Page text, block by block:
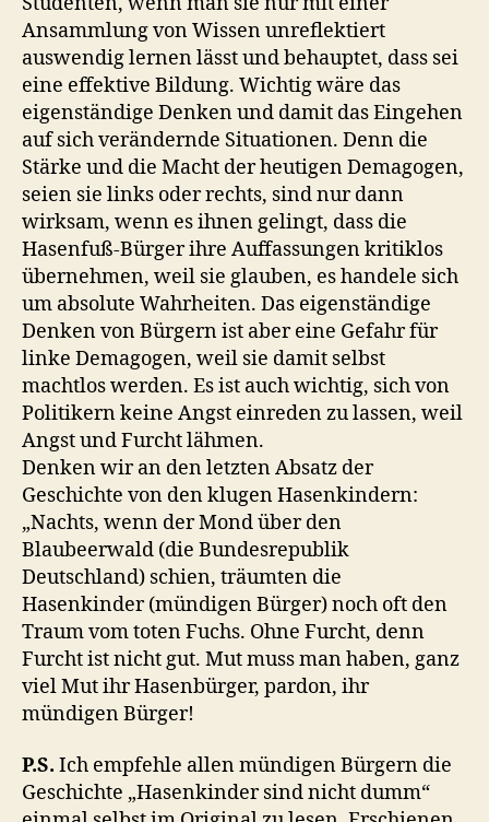
Ansammlung von Wissen unreflektiert
auswendig lernen lässt und behauptet, dass sei
eine effektive Bildung. Wichtig wäre das
eigenständige Denken und damit das Eingehen
auf sich verändernde Situationen. Denn die
Stärke und die Macht der heutigen Demagogen,
seien sie links oder rechts, sind nur dann
wirksam, wenn es ihnen gelingt, dass die
Hasenfuß-Bürger ihre Auffassungen kritiklos
übernehmen, weil sie glauben, es handele sich
um absolute Wahrheiten. Das eigenständige
Denken von Bürgern ist aber eine Gefahr für
linke Demagogen, weil sie damit selbst
machtlos werden. Es ist auch wichtig, sich von
Politikern keine Angst einreden zu lassen, weil
Angst und Furcht lähmen.
Denken wir an den letzten Absatz der
Geschichte von den klugen Hasenkindern:
„Nachts, wenn der Mond über den
Blaubeerwald (die Bundesrepublik
Deutschland) schien, träumten die
Hasenkinder (mündigen Bürger) noch oft den
Traum vom toten Fuchs. Ohne Furcht, denn
Furcht ist nicht gut. Mut muss man haben, ganz
viel Mut ihr Hasenbürger, pardon, ihr
mündigen Bürger!
P.S. Ich empfehle allen mündigen Bürgern die
Geschichte „Hasenkinder sind nicht dumm“